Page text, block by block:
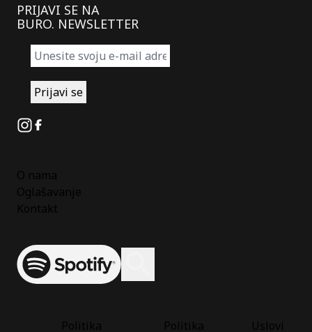
PRIJAVI SE NA
BURO. NEWSLETTER
Instagram
Facebook
Spotify